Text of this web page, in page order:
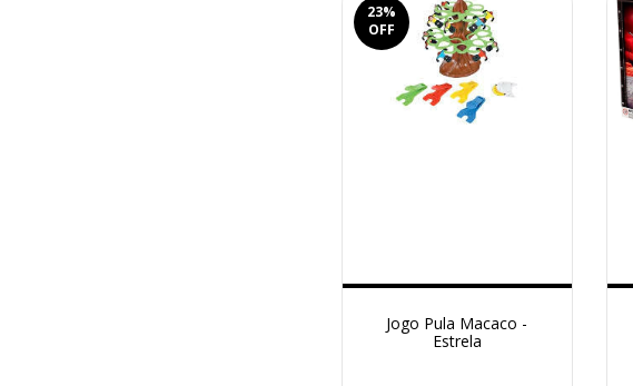
23%
OFF
Jogo Pula Macaco -
Estrela